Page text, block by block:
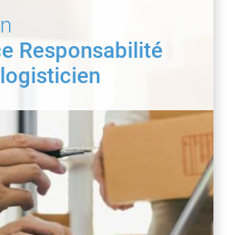
Responsabilité